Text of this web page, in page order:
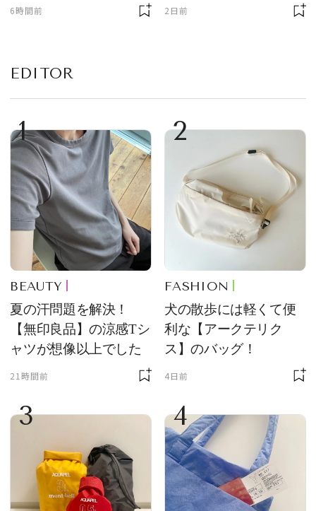
6時間前 2日前
EDITOR
1
BEAUTY
夏の汗問題を解決！
【無印良品】の涼感Tシ
ャツが想像以上でした
21時間前
2
FASHION
犬の散歩には軽くて便
利な【アークテリク
ス】のバッグ！
4日前
3 4